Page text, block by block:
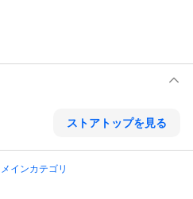
ストアトップを見る
メインカテゴリ